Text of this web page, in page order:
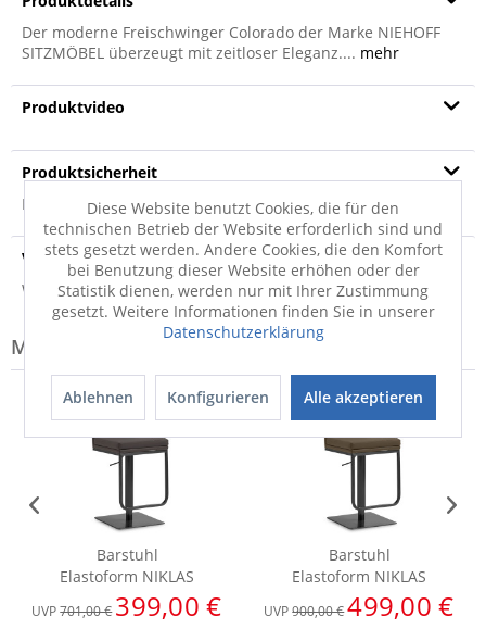
Der moderne Freischwinger Colorado der Marke NIEHOFF
SITZMÖBEL überzeugt mit zeitloser Eleganz.... mehr
Produktvideo
Produktsicherheit
Produktsicherheit
Versandinfo
Weitere Informationen zum Versand...
Modell-Familie: NIKLAS
Barstuhl
Elastoform NIKLAS
UVP701,00 € 399,00 €
Barstuhl
Elastoform NIKLAS
UVP900,00 €499,00 €
Diese Website benutzt Cookies, die für den
technischen Betrieb der Website erforderlich sind und
stets gesetzt werden. Andere Cookies, die den Komfort
bei Benutzung dieser Website erhöhen oder der
Statistik dienen, werden nur mit Ihrer Zustimmung
gesetzt. Weitere Informationen finden Sie in unserer
Datenschutzerklärung
Ablehnen Konfigurieren Alle akzeptieren